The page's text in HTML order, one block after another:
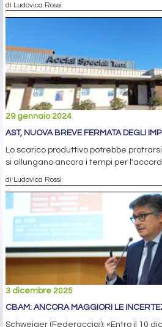
di Ludovica Rossi
29 gennaio 2024
AST, NUOVA BREVE FERMATA DEGLI
Lo scarico produttivo potrebbe
si allungano ancora i tempi per
di Ludovica Rossi
3 dicembre 2025
CBAM: ANCORA MAGGIORI LE
Schweiger (Federacciai): «Entro il 10